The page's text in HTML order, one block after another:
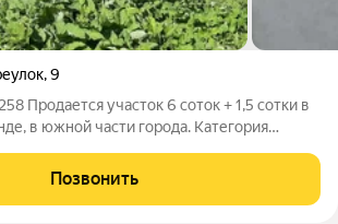
,9
Продается участок 6 соток + 1,5 сотки в
в южной части города. Категория
дом. Все коммуникации подведены-
Позвонить